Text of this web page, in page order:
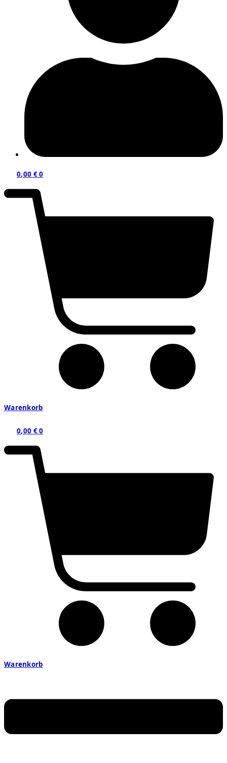
0,00 €0
Warenkorb
0,00 €0
Warenkorb